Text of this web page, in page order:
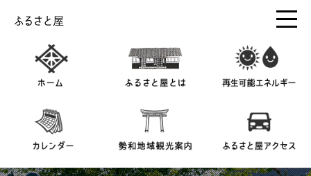
ふるさと屋